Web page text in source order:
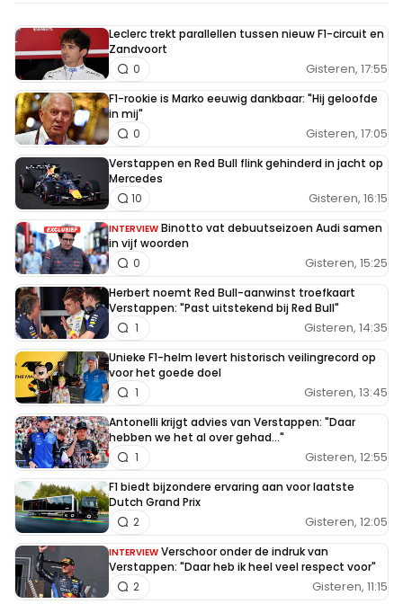
Leclerc trekt parallellen tussen nieuw F1-circuit en
Zandvoort
Gisteren, 17:55
0
F1-rookie is Marko eeuwig dankbaar: "Hij geloofde
in mij"
Gisteren, 17:05
0
Verstappen en Red Bull flink gehinderd in jacht op
Mercedes
Gisteren, 16:15
10
INTERVIEW Binotto vat debuutseizoen Audi samen
in vijf woorden
Gisteren, 15:25
0
Herbert noemt Red Bull-aanwinst troefkaart
Verstappen: "Past uitstekend bij Red Bull"
Gisteren, 14:35
1
Unieke F1-helm levert historisch veilingrecord op
voor het goede doel
Gisteren, 13:45
1
Antonelli krijgt advies van Verstappen: "Daar
hebben we het al over gehad..."
Gisteren, 12:55
1
F1 biedt bijzondere ervaring aan voor laatste
Dutch Grand Prix
Gisteren, 12:05
2
INTERVIEW Verschoor onder de indruk van
Verstappen: "Daar heb ik heel veel respect voor"
Gisteren, 11:15
2